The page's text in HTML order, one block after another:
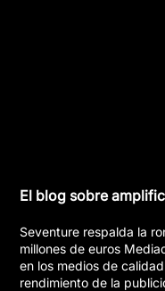
El blog sobre
Seventure respalda la
millones de euros
en los medios de
rendimiento de la